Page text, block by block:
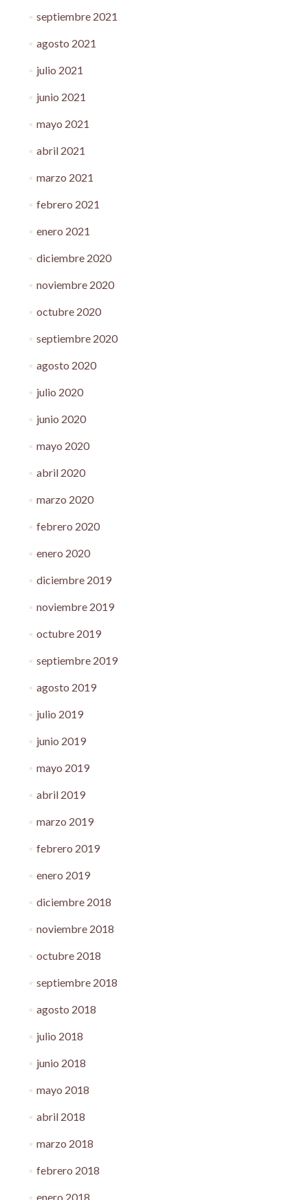
septiembre 2021
agosto 2021
julio 2021
junio 2021
mayo 2021
abril 2021
marzo 2021
febrero 2021
enero 2021
diciembre 2020
noviembre 2020
octubre 2020
septiembre 2020
agosto 2020
julio 2020
junio 2020
mayo 2020
abril 2020
marzo 2020
febrero 2020
enero 2020
diciembre 2019
noviembre 2019
octubre 2019
septiembre 2019
agosto 2019
julio 2019
junio 2019
mayo 2019
abril 2019
marzo 2019
febrero 2019
enero 2019
diciembre 2018
noviembre 2018
octubre 2018
septiembre 2018
agosto 2018
julio 2018
junio 2018
mayo 2018
abril 2018
marzo 2018
febrero 2018
enero 2018